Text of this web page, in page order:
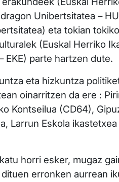
Unibertsitatea –
eta tokian
(Euskal Herriko
EKE) parte hartzen dute.
eta hizkuntza
oinarritzen da ere :
Kontseilua (CD64),
Larrun Eskola
horri esker, mugaz
erronken aurrean